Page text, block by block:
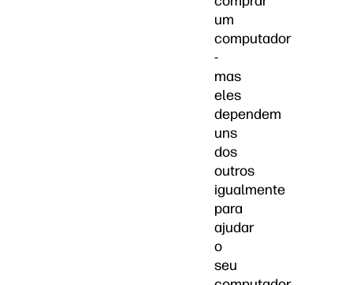
um
computador
-
mas
eles
dependem
uns
dos
outros
igualmente
para
ajudar
o
seu